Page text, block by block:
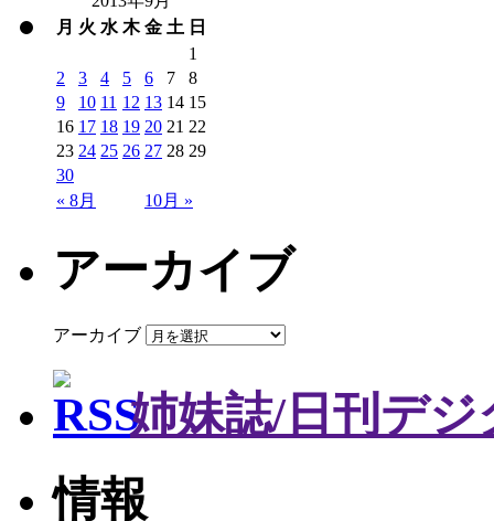
月 火 水 木 金 土 日
« 8月 10月 »
1
2
3 4 5 6 7
8
9
10 11 12 13 14 15
16 17 18 19 20 21 22
23 24 25 26 27 28 29
30
アーカイブ
アーカイブ
姉妹誌/日刊デジ
情報